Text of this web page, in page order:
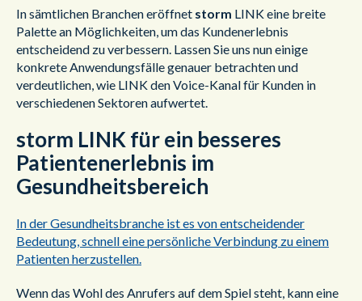
In sämtlichen Branchen eröffnet storm LINK eine breite
Palette an Möglichkeiten, um das Kundenerlebnis
entscheidend zu verbessern. Lassen Sie uns nun einige
konkrete Anwendungsfälle genauer betrachten und
verdeutlichen, wie LINK den Voice-Kanal für Kunden in
verschiedenen Sektoren aufwertet.
storm LINK für ein besseres
Patientenerlebnis im
Gesundheitsbereich
In der Gesundheitsbranche ist es von entscheidender
Bedeutung, schnell eine persönliche Verbindung zu einem
Patienten herzustellen.
Wenn das Wohl des Anrufers auf dem Spiel steht, kann eine